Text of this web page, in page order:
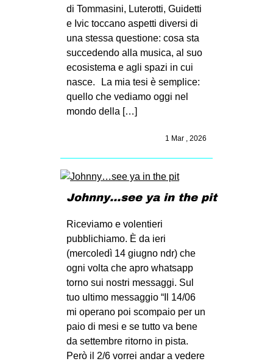
di Tommasini, Luterotti, Guidetti
e Ivic toccano aspetti diversi di
una stessa questione: cosa sta
succedendo alla musica, al suo
ecosistema e agli spazi in cui
nasce. La mia tesi è semplice:
quello che vediamo oggi nel
mondo della […]
1 Mar , 2026
Johnny…see ya in the pit
Riceviamo e volentieri
pubblichiamo. È da ieri
(mercoledì 14 giugno ndr) che
ogni volta che apro whatsapp
torno sui nostri messaggi. Sul
tuo ultimo messaggio “Il 14/06
mi operano poi scompaio per un
paio di mesi e se tutto va bene
da settembre ritorno in pista.
Però il 2/6 vorrei andar a vedere